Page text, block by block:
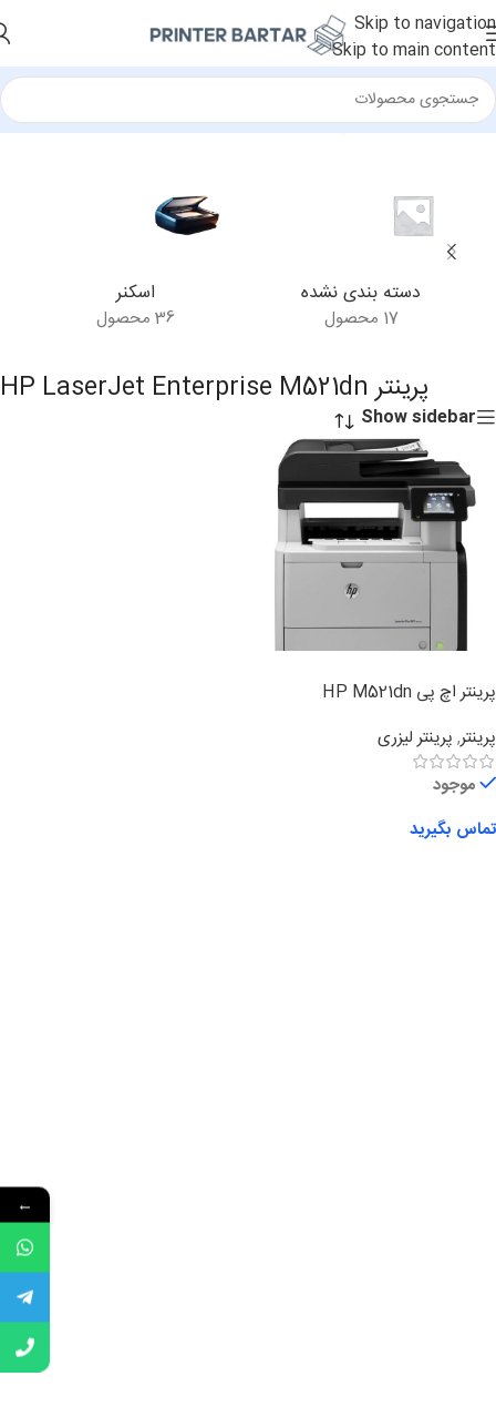
Skip to navigation
Skip to main content
محصولات برچسب خورده “پرینتر HP LaserJet Enterprise M521dn”
دسته بندی نشده
17 محصول
اسکنر
36 محصول
پرینتر HP LaserJet Enterprise M521dn
Show sidebar
پرینتر اچ پی HP M521dn
پرینتر, پرینتر لیزری
موجود
تماس بگیرید
←